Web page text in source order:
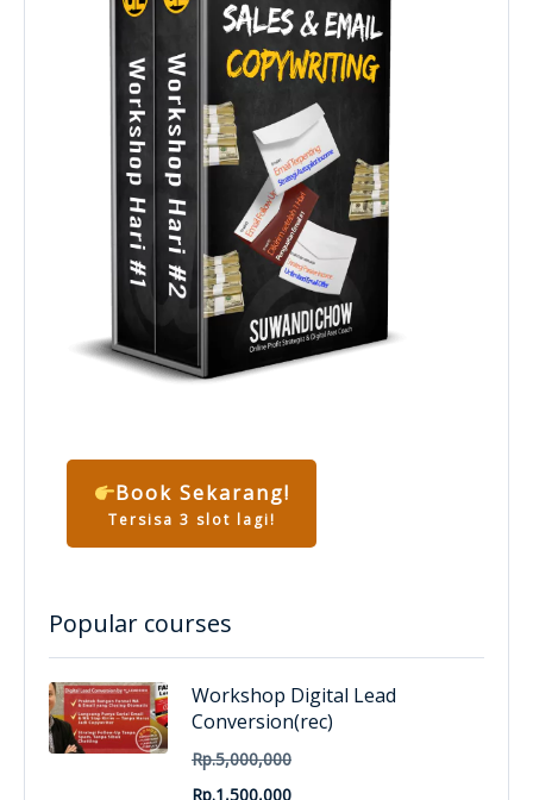
Book Sekarang!
Tersisa 3 slot lagi!
Popular courses
Workshop Digital Lead
Conversion(rec)
Rp.5,000,000
Rp.1,500,000